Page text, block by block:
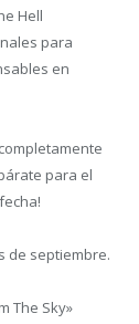
Hell
para
en
para el
de septiembre.
The Sky»